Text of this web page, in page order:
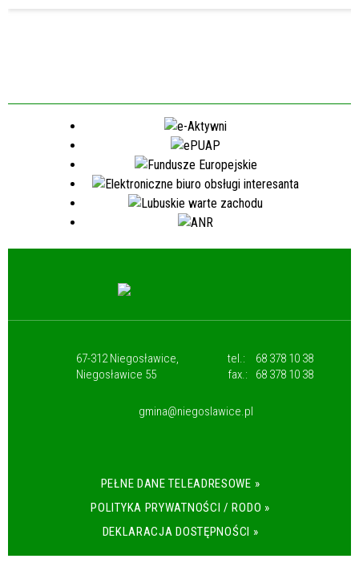
67-312 Niegosławice,
Niegosławice 55
tel.:
68 378 10 38
fax.:
68 378 10 38
gmina@niegoslawice.pl
PEŁNE DANE TELEADRESOWE »
POLITYKA PRYWATNOŚCI / RODO »
DEKLARACJA DOSTĘPNOŚCI »